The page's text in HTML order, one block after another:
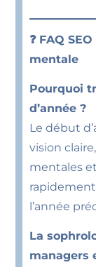
❓ FAQ
mentale
Pourquoi
d’année ?
Le début
vision
mentales
l’année
La
managers